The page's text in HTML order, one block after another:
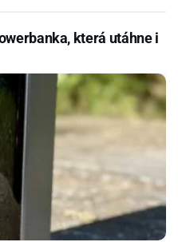
která utáhne i